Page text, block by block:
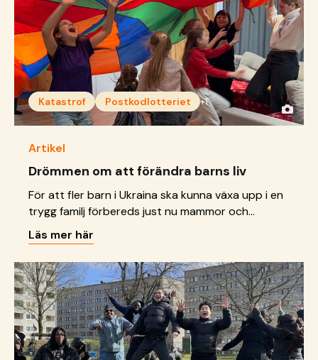
Katastrof Postkodlotteriet +1
Artikel
Drömmen om att förändra barns liv
För att fler barn i Ukraina ska kunna växa upp i en
trygg familj förbereds just nu mammor och
pappor i rollen som fosterföräldrar genom ett
unikt drömprojekt med stöd från
Postkodlotteriet.
Läs mer här